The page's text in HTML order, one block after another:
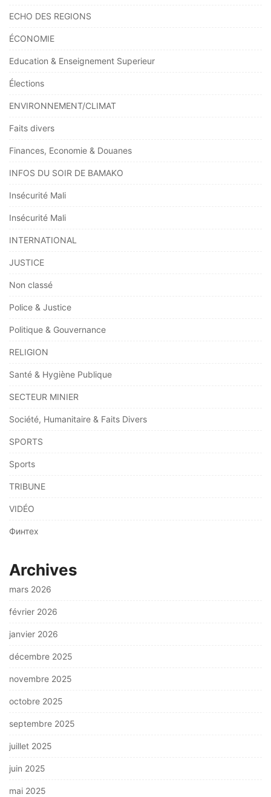
ECHO DES REGIONS
ÉCONOMIE
Education & Enseignement Superieur
Élections
ENVIRONNEMENT/CLIMAT
Faits divers
Finances, Economie & Douanes
INFOS DU SOIR DE BAMAKO
Insécurité Mali
Insécurité Mali
INTERNATIONAL
JUSTICE
Non classé
Police & Justice
Politique & Gouvernance
RELIGION
Santé & Hygiène Publique
SECTEUR MINIER
Société, Humanitaire & Faits Divers
SPORTS
Sports
TRIBUNE
VIDÉO
Финтех
Archives
mars 2026
février 2026
janvier 2026
décembre 2025
novembre 2025
octobre 2025
septembre 2025
juillet 2025
juin 2025
mai 2025